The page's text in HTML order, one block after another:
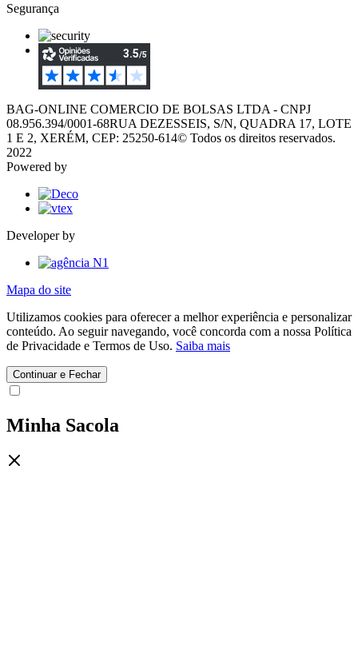
Segurança
BAG-ONLINE COMERCIO DE BOLSAS LTDA - CNPJ
08.956.394/0001-68RUA DEZESSEIS, S/N, QUADRA 17, LOTE
1 E 2, XERÉM, CEP: 25250-614© Todos os direitos reservados.
2022
Powered by
Developer by
Mapa do site
Utilizamos cookies para oferecer a melhor experiência e personalizar
conteúdo. Ao seguir navegando, você concorda com a nossa Política
de Privacidade e Termos de Uso. Saiba mais
Continuar e Fechar
Minha Sacola